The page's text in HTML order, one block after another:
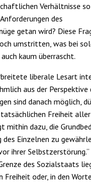
Verhältnisse so
des
getan wird? Diese
umstritten, was bei
kaum überrascht.
liberale Lesart
aus der Perspektive
sind danach möglich,
Freiheit
dazu, die
Einzelnen zu
ihrer Selbstzerstörung.“
des Sozialstaats
Freiheit oder, in den